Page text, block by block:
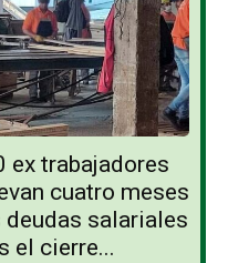
ex trabajadores
cuatro meses
salariales
el cierre...